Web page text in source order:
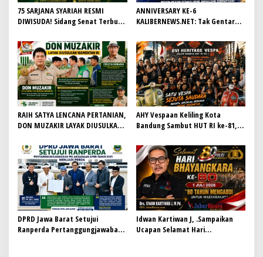
75 SARJANA SYARIAH RESMI
DIWISUDA! Sidang Senat Terbuka
Khidmat, Siapkan Lulusan
Berdaya Saing dan Berintegritas
ANNIVERSARY KE-6
KALIBERNEWS.NET: Tak Gentar
Redaksi Demi Jurnalisme
Bermartabat
RAIH SATYA LENCANA PERTANIAN,
DON MUZAKIR LAYAK DIUSULKAN
AHY Vespaan Keliling Kota
Bandung Sambut HUT RI ke-81,
Kemanusiaan
DPRD Jawa Barat Setujui
Ranperda Pertanggungjawaban
Idwan Kartiwan J, .Sampaikan
Ucapan Selamat Hari